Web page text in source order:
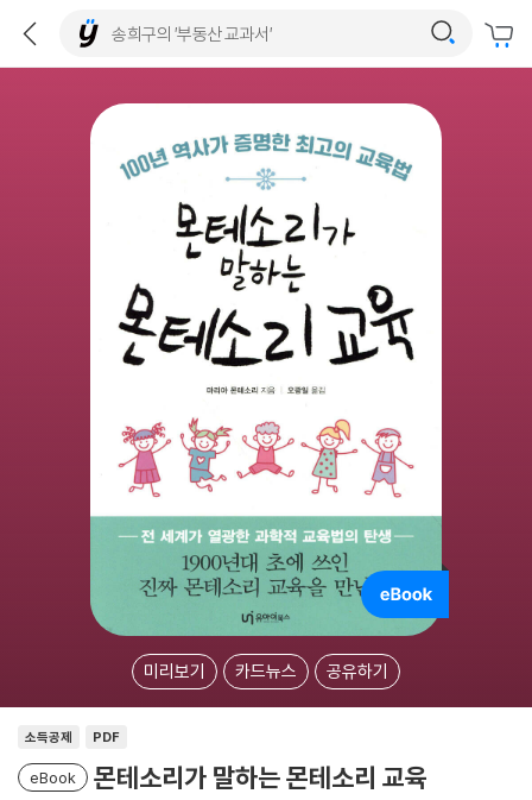
미리보기 카드뉴스 공유하기
소득공제 PDF
eBook 몬테소리가 말하는 몬테소리 교육